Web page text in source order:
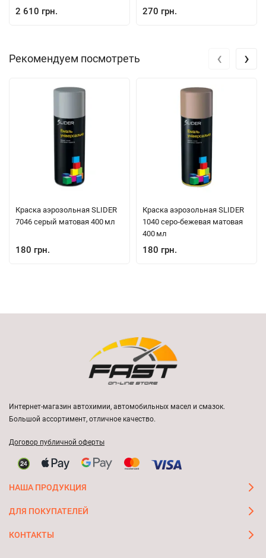
2 610 грн. 270 грн.
Рекомендуем посмотреть
Краска аэрозольная SLIDER
7046 серый матовая 400 мл
180 грн.
Краска аэрозольная SLIDER
1040 серо‑бежевая матовая
400 мл
180 грн.
‹ ›
Интернет-магазин автохимии, автомобильных масел и смазок.
Большой ассортимент, отличное качество.
Договор публичной оферты
НАША ПРОДУКЦИЯ
ДЛЯ ПОКУПАТЕЛЕЙ
КОНТАКТЫ